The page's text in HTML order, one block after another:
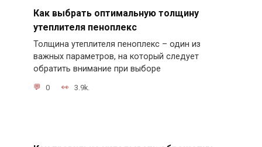
Как выбрать оптимальную толщину
утеплителя пеноплекс
Толщина утеплителя пеноплекс – один из
важных параметров, на который следует
обратить внимание при выборе
0 3.9k.